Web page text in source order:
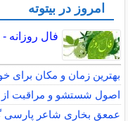
امروز در بیتوته
فال روزانه - شنبه 17
بهترین زمان و مکان برای
اصول شستشو و مراقبت
عمعق بخاری شاعر